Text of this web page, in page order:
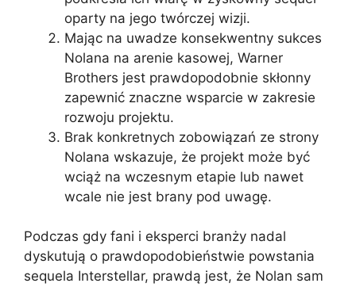
oparty na jego twórczej wizji.
Mając na uwadze konsekwentny sukces
Nolana na arenie kasowej, Warner
Brothers jest prawdopodobnie skłonny
zapewnić znaczne wsparcie w zakresie
rozwoju projektu.
Brak konkretnych zobowiązań ze strony
Nolana wskazuje, że projekt może być
wciąż na wczesnym etapie lub nawet
wcale nie jest brany pod uwagę.
Podczas gdy fani i eksperci branży nadal
dyskutują o prawdopodobieństwie powstania
sequela Interstellar, prawdą jest, że Nolan sam